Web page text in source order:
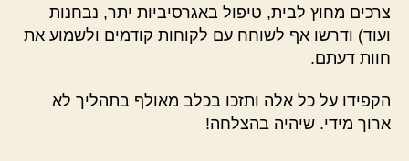
צרכים מחוץ לבית, טיפול באגרסיביות יתר, נבחנות
ועוד) ודרשו אף לשוחח עם לקוחות קודמים ולשמוע את
חוות דעתם.
הקפידו על כל אלה ותזכו בכלב מאולף בתהליך לא
ארוך מידי. שיהיה בהצלחה!